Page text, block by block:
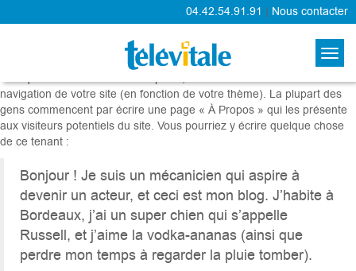
04.42.54.91.91 | Nous contacter
Page d’exemple
Voici un exemple de page. Elle est différente d’un article de blog, en
cela qu’elle restera à la même place, et s’affichera dans le menu de
navigation de votre site (en fonction de votre thème). La plupart des
gens commencent par écrire une page « À Propos » qui les présente
aux visiteurs potentiels du site. Vous pourriez y écrire quelque chose
de ce tenant :
Bonjour ! Je suis un mécanicien qui aspire à
devenir un acteur, et ceci est mon blog. J’habite à
Bordeaux, j’ai un super chien qui s’appelle
Russell, et j’aime la vodka-ananas (ainsi que
perdre mon temps à regarder la pluie tomber).